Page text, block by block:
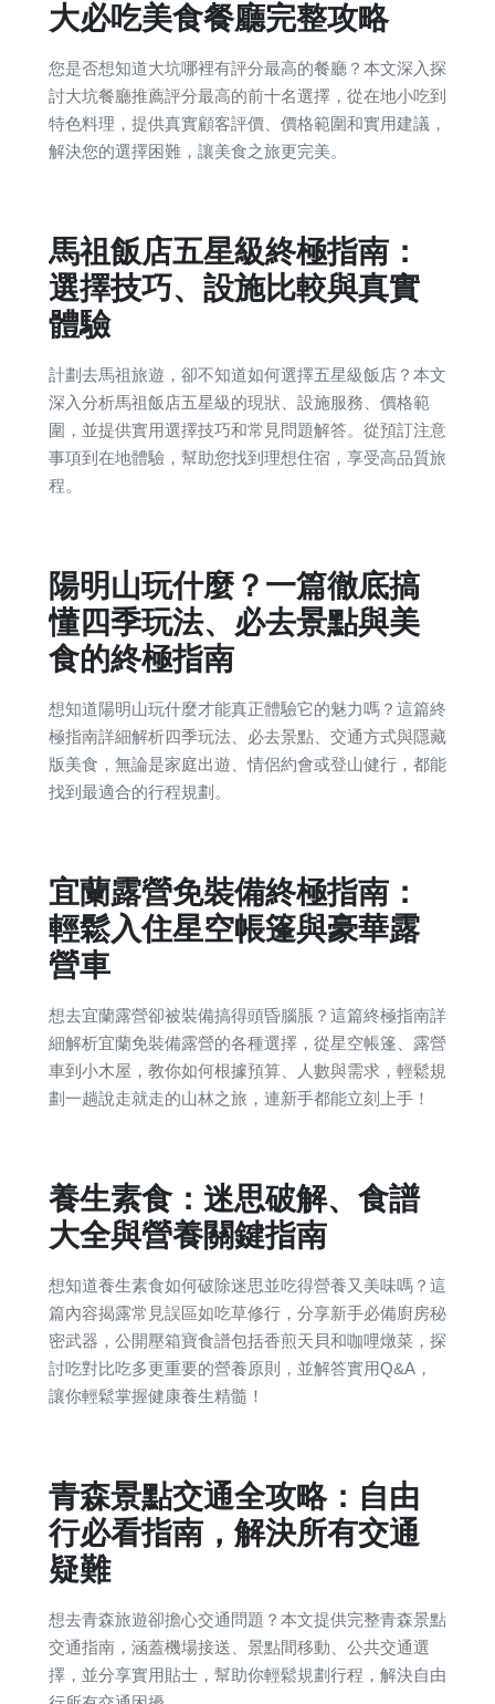
大必吃美食餐廳完整攻略
您是否想知道大坑哪裡有評分最高的餐廳？本文深入探
討大坑餐廳推薦評分最高的前十名選擇，從在地小吃到
特色料理，提供真實顧客評價、價格範圍和實用建議，
解決您的選擇困難，讓美食之旅更完美。
馬祖飯店五星級終極指南：
選擇技巧、設施比較與真實
體驗
計劃去馬祖旅遊，卻不知道如何選擇五星級飯店？本文
深入分析馬祖飯店五星級的現狀、設施服務、價格範
圍，並提供實用選擇技巧和常見問題解答。從預訂注意
事項到在地體驗，幫助您找到理想住宿，享受高品質旅
程。
陽明山玩什麼？一篇徹底搞
懂四季玩法、必去景點與美
食的終極指南
想知道陽明山玩什麼才能真正體驗它的魅力嗎？這篇終
極指南詳細解析四季玩法、必去景點、交通方式與隱藏
版美食，無論是家庭出遊、情侶約會或登山健行，都能
找到最適合的行程規劃。
宜蘭露營免裝備終極指南：
輕鬆入住星空帳篷與豪華露
營車
想去宜蘭露營卻被裝備搞得頭昏腦脹？這篇終極指南詳
細解析宜蘭免裝備露營的各種選擇，從星空帳篷、露營
車到小木屋，教你如何根據預算、人數與需求，輕鬆規
劃一趟說走就走的山林之旅，連新手都能立刻上手！
養生素食：迷思破解、食譜
大全與營養關鍵指南
想知道養生素食如何破除迷思並吃得營養又美味嗎？這
篇內容揭露常見誤區如吃草修行，分享新手必備廚房秘
密武器，公開壓箱寶食譜包括香煎天貝和咖哩燉菜，探
討吃對比吃多更重要的營養原則，並解答實用Q&A，
讓你輕鬆掌握健康養生精髓！
青森景點交通全攻略：自由
行必看指南，解決所有交通
疑難
想去青森旅遊卻擔心交通問題？本文提供完整青森景點
交通指南，涵蓋機場接送、景點間移動、公共交通選
擇，並分享實用貼士，幫助你輕鬆規劃行程，解決自由